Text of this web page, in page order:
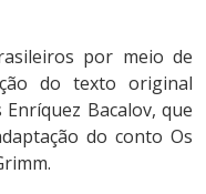
por meio de
do texto original
Bacalov, que
do conto Os